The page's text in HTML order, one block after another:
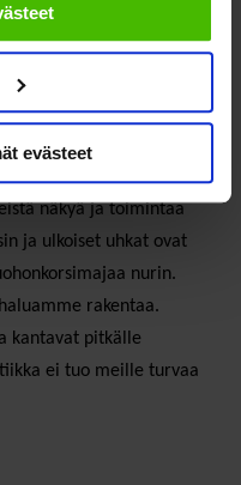
evästeet
politiikka
vahvistamaan
näkyä ja toimintaa
ja ulkoiset uhkat ovat
nurin.
rakentaa.
kantavat pitkälle
ei tuo meille turvaa